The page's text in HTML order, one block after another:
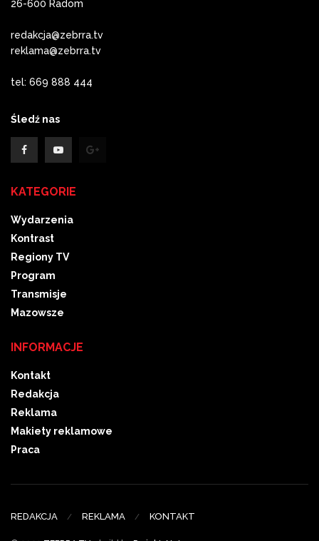
26-600 Radom
redakcja@zebrra.tv
reklama@zebrra.tv
tel: 669 888 444
Śledź nas
KATEGORIE
Wydarzenia
Kontrast
Regiony TV
Program
Transmisje
Mazowsze
INFORMACJE
Kontakt
Redakcja
Reklama
Makiety reklamowe
Praca
REDAKCJA REKLAMA KONTAKT